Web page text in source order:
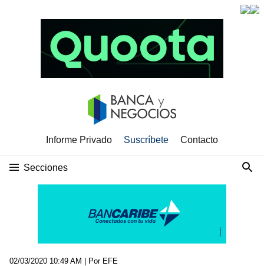
Informe Privado Suscríbete Contacto
Secciones
02/03/2020 10:49 AM | Por EFE